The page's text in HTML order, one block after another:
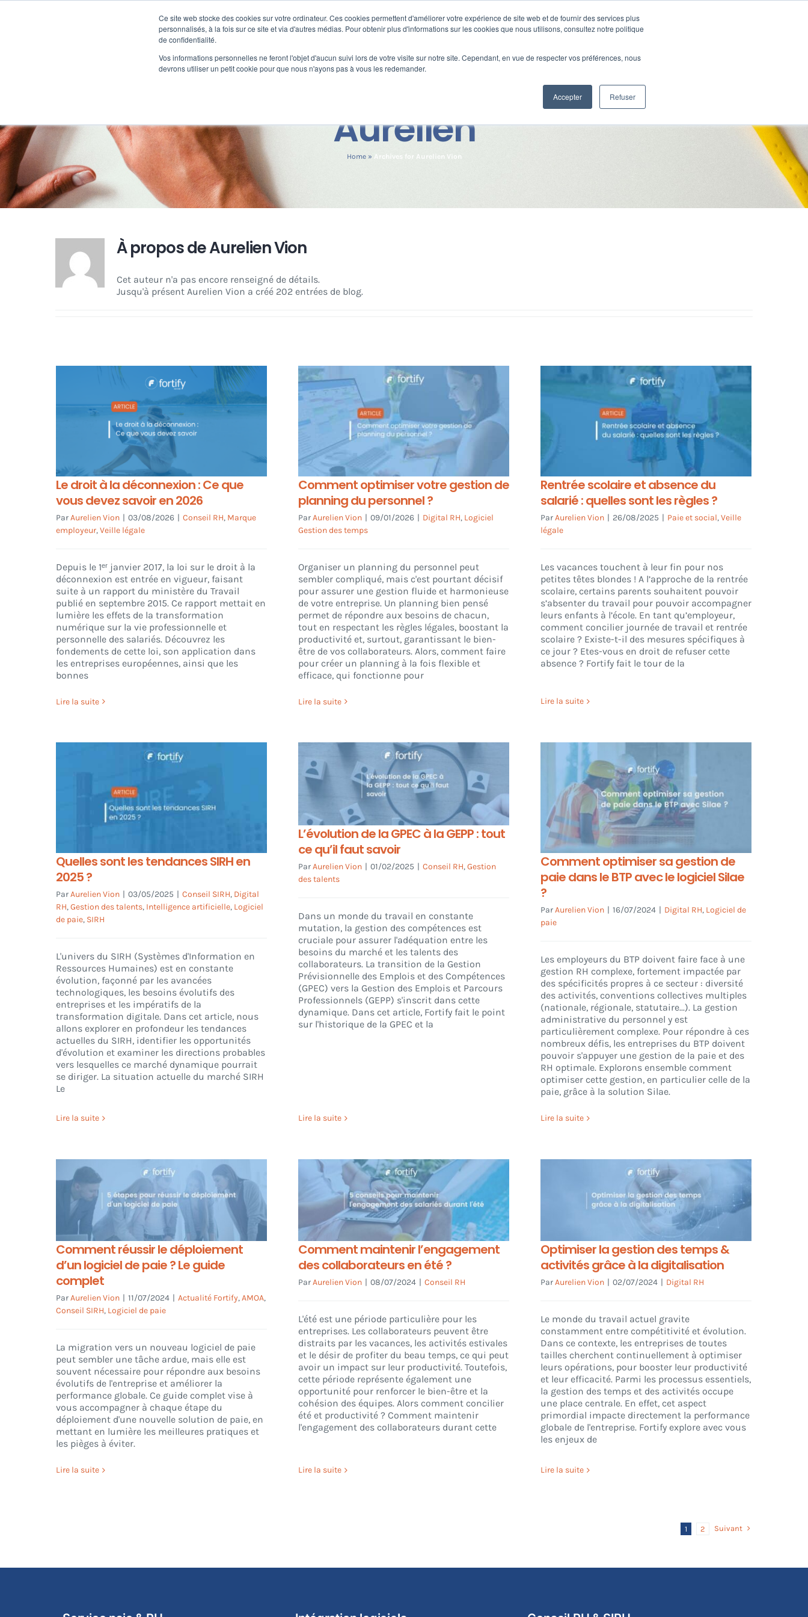
Ce site web stocke des cookies sur votre ordinateur. Ces cookies permettent d'améliorer votre expérience de site web et de fournir des services plus
personnalisés, à la fois sur ce site et via d'autres médias. Pour obtenir plus d'informations sur les cookies que nous utilisons, consultez notre politique
de confidentialité.
Vos informations personnelles ne feront l'objet d'aucun suivi lors de votre visite sur notre site. Cependant, en vue de respecter vos préférences, nous
devrons utiliser un petit cookie pour que nous n'ayons pas à vous les redemander.
Accepter Refuser
Nos offres Formation Nos clients Fortify Ressources SUPPORT
Aurelien
Home» Archives for Aurelien Vion
À propos deAurelien Vion
Cet auteur n'a pas encore renseigné de détails.
Jusqu'à présent Aurelien Vion a créé 202 entrées de blog.
Le droit à la déconnexion : Ce que
vous devez savoir en 2026
ParAurelien Vion | 03/08/2026 | Conseil RH, Marque
employeur,Veille légale
Depuis le 1ᵉʳ janvier 2017, la loi sur le droit à la
déconnexion est entrée en vigueur, faisant
suite à un rapport du ministère du Travail
publié en septembre 2015. Ce rapport mettait en
lumière les effets de la transformation
numérique sur la vie professionnelle et
personnelle des salariés. Découvrez les
fondements de cette loi, son application dans
les entreprises européennes, ainsi que les
bonnes
Lire la suite
Comment optimiser votre gestion de
planning du personnel ?
ParAurelien Vion | 09/01/2026 | Digital RH, Logiciel
Gestion des temps
Organiser un planning du personnel peut
sembler compliqué, mais c'est pourtant décisif
pour assurer une gestion fluide et harmonieuse
de votre entreprise. Un planning bien pensé
permet de répondre aux besoins de chacun,
tout en respectant les règles légales, boostant la
productivité et, surtout, garantissant le bien-
être de vos collaborateurs. Alors, comment faire
pour créer un planning à la fois flexible et
efficace, qui fonctionne pour
Lire la suite
Rentrée scolaire et absence du
salarié : quelles sont les règles ?
ParAurelien Vion | 26/08/2025 | Paie et social,Veille
légale
Les vacances touchent à leur fin pour nos
petites têtes blondes ! A l’approche de la rentrée
scolaire, certains parents souhaitent pouvoir
s’absenter du travail pour pouvoir accompagner
leurs enfants à l’école. En tant qu’employeur,
comment concilier journée de travail et rentrée
scolaire ? Existe-t-il des mesures spécifiques à
ce jour ? Etes-vous en droit de refuser cette
absence ? Fortify fait le tour de la
Lire la suite
Quelles sont les tendances SIRH en
2025 ?
ParAurelien Vion | 03/05/2025 | Conseil SIRH, Digital
RH,Gestion des talents, Intelligence artificielle, Logiciel
de paie, SIRH
L'univers du SIRH (Systèmes d'Information en
Ressources Humaines) est en constante
évolution, façonné par les avancées
technologiques, les besoins évolutifs des
entreprises et les impératifs de la
transformation digitale. Dans cet article, nous
allons explorer en profondeur les tendances
actuelles du SIRH, identifier les opportunités
d'évolution et examiner les directions probables
vers lesquelles ce marché dynamique pourrait
se diriger. La situation actuelle du marché SIRH
Le
Lire la suite
L’évolution de la GPEC à la GEPP : tout
ce qu’il faut savoir
ParAurelien Vion | 01/02/2025 | Conseil RH,Gestion
des talents
Dans un monde du travail en constante
mutation, la gestion des compétences est
cruciale pour assurer l'adéquation entre les
besoins du marché et les talents des
collaborateurs. La transition de la Gestion
Prévisionnelle des Emplois et des Compétences
(GPEC) vers la Gestion des Emplois et Parcours
Professionnels (GEPP) s'inscrit dans cette
dynamique. Dans cet article, Fortify fait le point
sur l'historique de la GPEC et la
Lire la suite
Comment optimiser sa gestion de
paie dans le BTP avec le logiciel Silae
?
ParAurelien Vion | 16/07/2024 | Digital RH, Logiciel de
paie
Les employeurs du BTP doivent faire face à une
gestion RH complexe, fortement impactée par
des spécificités propres à ce secteur : diversité
des activités, conventions collectives multiples
(nationale, régionale, statutaire...). La gestion
administrative du personnel y est
particulièrement complexe. Pour répondre à ces
nombreux défis, les entreprises du BTP doivent
pouvoir s'appuyer une gestion de la paie et des
RH optimale. Explorons ensemble comment
optimiser cette gestion, en particulier celle de la
paie, grâce à la solution Silae.
Lire la suite
Comment réussir le déploiement
d’un logiciel de paie ? Le guide
complet
ParAurelien Vion | 11/07/2024 | Actualité Fortify,AMOA,
Conseil SIRH, Logiciel de paie
La migration vers un nouveau logiciel de paie
peut sembler une tâche ardue, mais elle est
souvent nécessaire pour répondre aux besoins
évolutifs de l'entreprise et améliorer la
performance globale. Ce guide complet vise à
vous accompagner à chaque étape du
déploiement d'une nouvelle solution de paie, en
mettant en lumière les meilleures pratiques et
les pièges à éviter.
Lire la suite
Comment maintenir l’engagement
des collaborateurs en été ?
ParAurelien Vion | 08/07/2024 | Conseil RH
L'été est une période particulière pour les
entreprises. Les collaborateurs peuvent être
distraits par les vacances, les activités estivales
et le désir de profiter du beau temps, ce qui peut
avoir un impact sur leur productivité. Toutefois,
cette période représente également une
opportunité pour renforcer le bien-être et la
cohésion des équipes. Alors comment concilier
été et productivité ? Comment maintenir
l'engagement des collaborateurs durant cette
Lire la suite
Optimiser la gestion des temps &
activités grâce à la digitalisation
ParAurelien Vion | 02/07/2024 | Digital RH
Le monde du travail actuel gravite
constamment entre compétitivité et évolution.
Dans ce contexte, les entreprises de toutes
tailles cherchent continuellement à optimiser
leurs opérations, pour booster leur productivité
et leur efficacité. Parmi les processus essentiels,
la gestion des temps et des activités occupe
une place centrale. En effet, cet aspect
primordial impacte directement la performance
globale de l'entreprise. Fortify explore avec vous
les enjeux de
Lire la suite
1 2 Suivant